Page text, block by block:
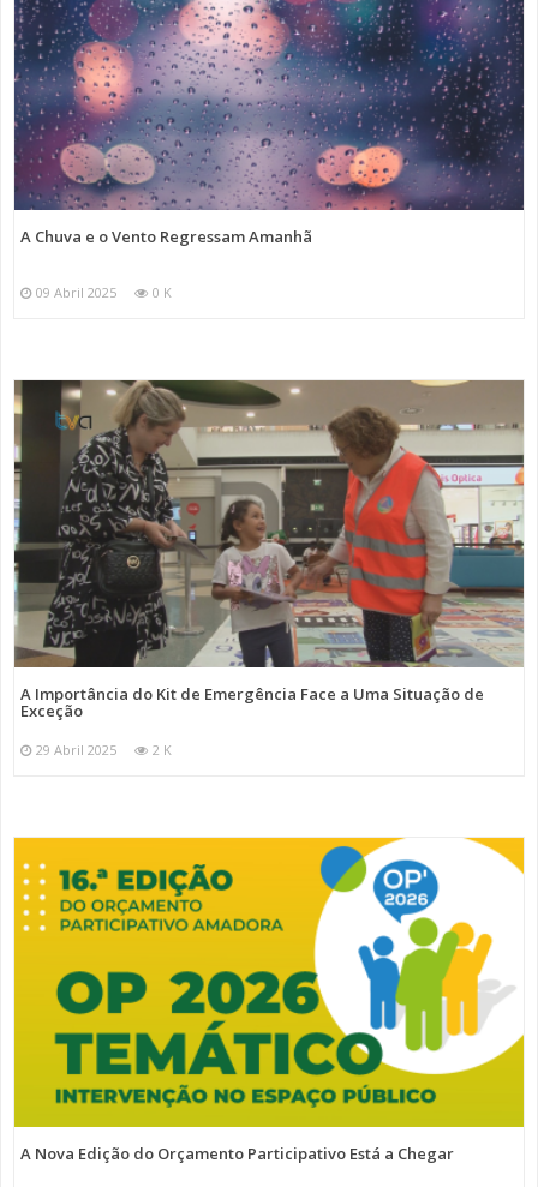
A Chuva e o Vento Regressam Amanhã
09 Abril 2025 0 K
A Importância do Kit de Emergência Face a Uma Situação de
Exceção
29 Abril 2025 2 K
A Nova Edição do Orçamento Participativo Está a Chegar